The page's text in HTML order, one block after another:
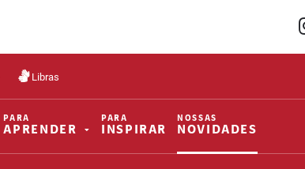
Libras
PARA
APRENDER
PARA
INSPIRAR
NOSSAS
NOVIDADES